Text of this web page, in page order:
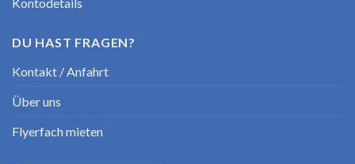
Kontodetails
DU HAST FRAGEN?
Kontakt / Anfahrt
Über uns
Flyerfach mieten